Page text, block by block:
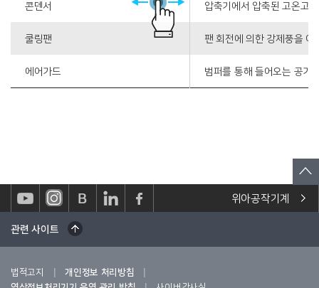
콘덴서 압축기에서 압축된 고온고
쿨링팬 팬 회전에 의한 강제풍을
에어가드 범퍼를 통해 들어오는 공기
위아공작기계
관련 사이트
법적고지 | 개인정보 처리방침 |